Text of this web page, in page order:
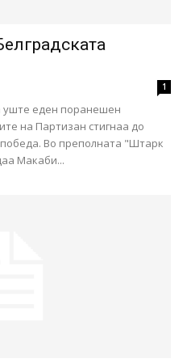
1
уште еден поранешен
на Партизан стигнаа до
Во преполната "Штарк
Макаби...